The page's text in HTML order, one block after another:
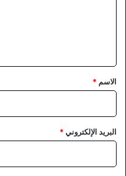
*
الاسم *
البريد الإلكتروني*